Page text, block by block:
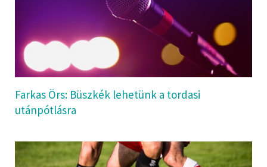
Farkas Örs: Büszkék lehetünk a tordasi
utánpótlásra